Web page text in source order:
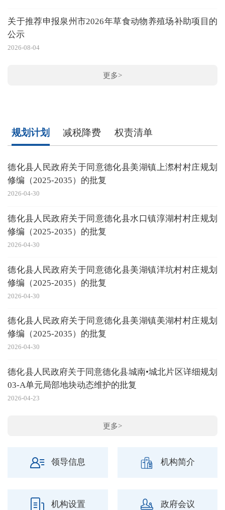
关于推荐申报泉州市2026年草食动物养殖场补助项目的
公示
2026-08-04
更多>
规划计划 减税降费 权责清单
德化县人民政府关于同意德化县美湖镇上漈村村庄规划
修编（2025-2035）的批复
2026-04-30
德化县人民政府关于同意德化县水口镇淳湖村村庄规划
修编（2025-2035）的批复
2026-04-30
德化县人民政府关于同意德化县美湖镇洋坑村村庄规划
修编（2025-2035）的批复
2026-04-30
德化县人民政府关于同意德化县美湖镇美湖村村庄规划
修编（2025-2035）的批复
2026-04-30
德化县人民政府关于同意德化县城南•城北片区详细规划
03-A单元局部地块动态维护的批复
2026-04-23
更多>
领导信息 机构简介
机构设置 政府会议